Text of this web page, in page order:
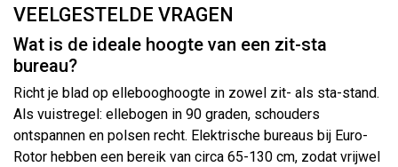
VEELGESTELDE VRAGEN
Wat is de ideale hoogte van een zit-sta
bureau?
Richt je blad op ellebooghoogte in zowel zit- als sta-stand.
Als vuistregel: ellebogen in 90 graden, schouders
ontspannen en polsen recht. Elektrische bureaus bij Euro-
Rotor hebben een bereik van circa 65-130 cm, zodat vrijwel